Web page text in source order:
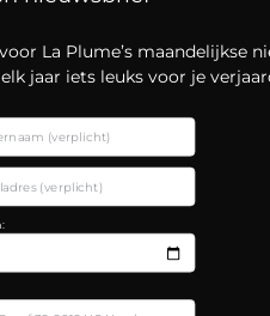
La Plume’s maandelijkse
jaar iets leuks voor je